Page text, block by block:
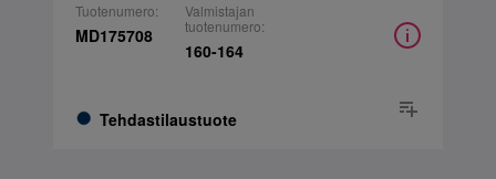
Tuotenumero:
MD175708
Tehdastilaustuote
Valmistajan
tuotenumero:
160-164